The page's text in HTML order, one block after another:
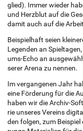
glied). Immer wie­der
und Herz­blut auf die
damit auch auf die
Bei­spiel­haft seien
Le­gen­den an
ums-Echo an
se­rer Arena zu nen­nen.
Im ver­gan­ge­nen Jahr
eine För­de­rung für die
haben wir die Archiv-
rie un­se­res Ver­eins
den fol­gen, zum